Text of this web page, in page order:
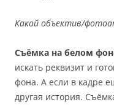
Какой объектив/
Съёмка на белом
искать реквизит и
фона. А если в кадре
другая история.